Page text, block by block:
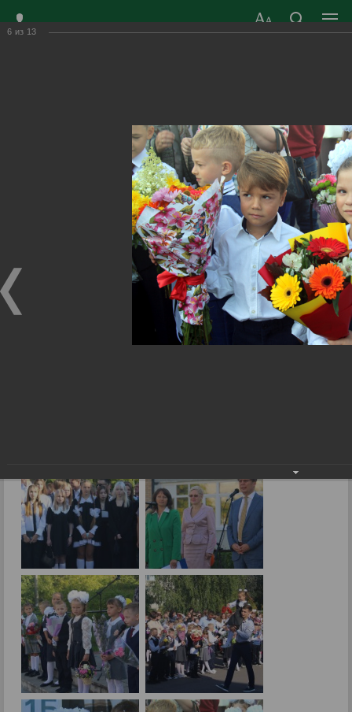
САМОУПРАВЛЕНИЯ
г. Радужный, 1 квартал, д.55
Адрес здания администрации
radugn@avo.ru
Электронная почта
Главная Фотогалерея › Новости
›
Снова в школу!
Снова в школу!
6 из 13